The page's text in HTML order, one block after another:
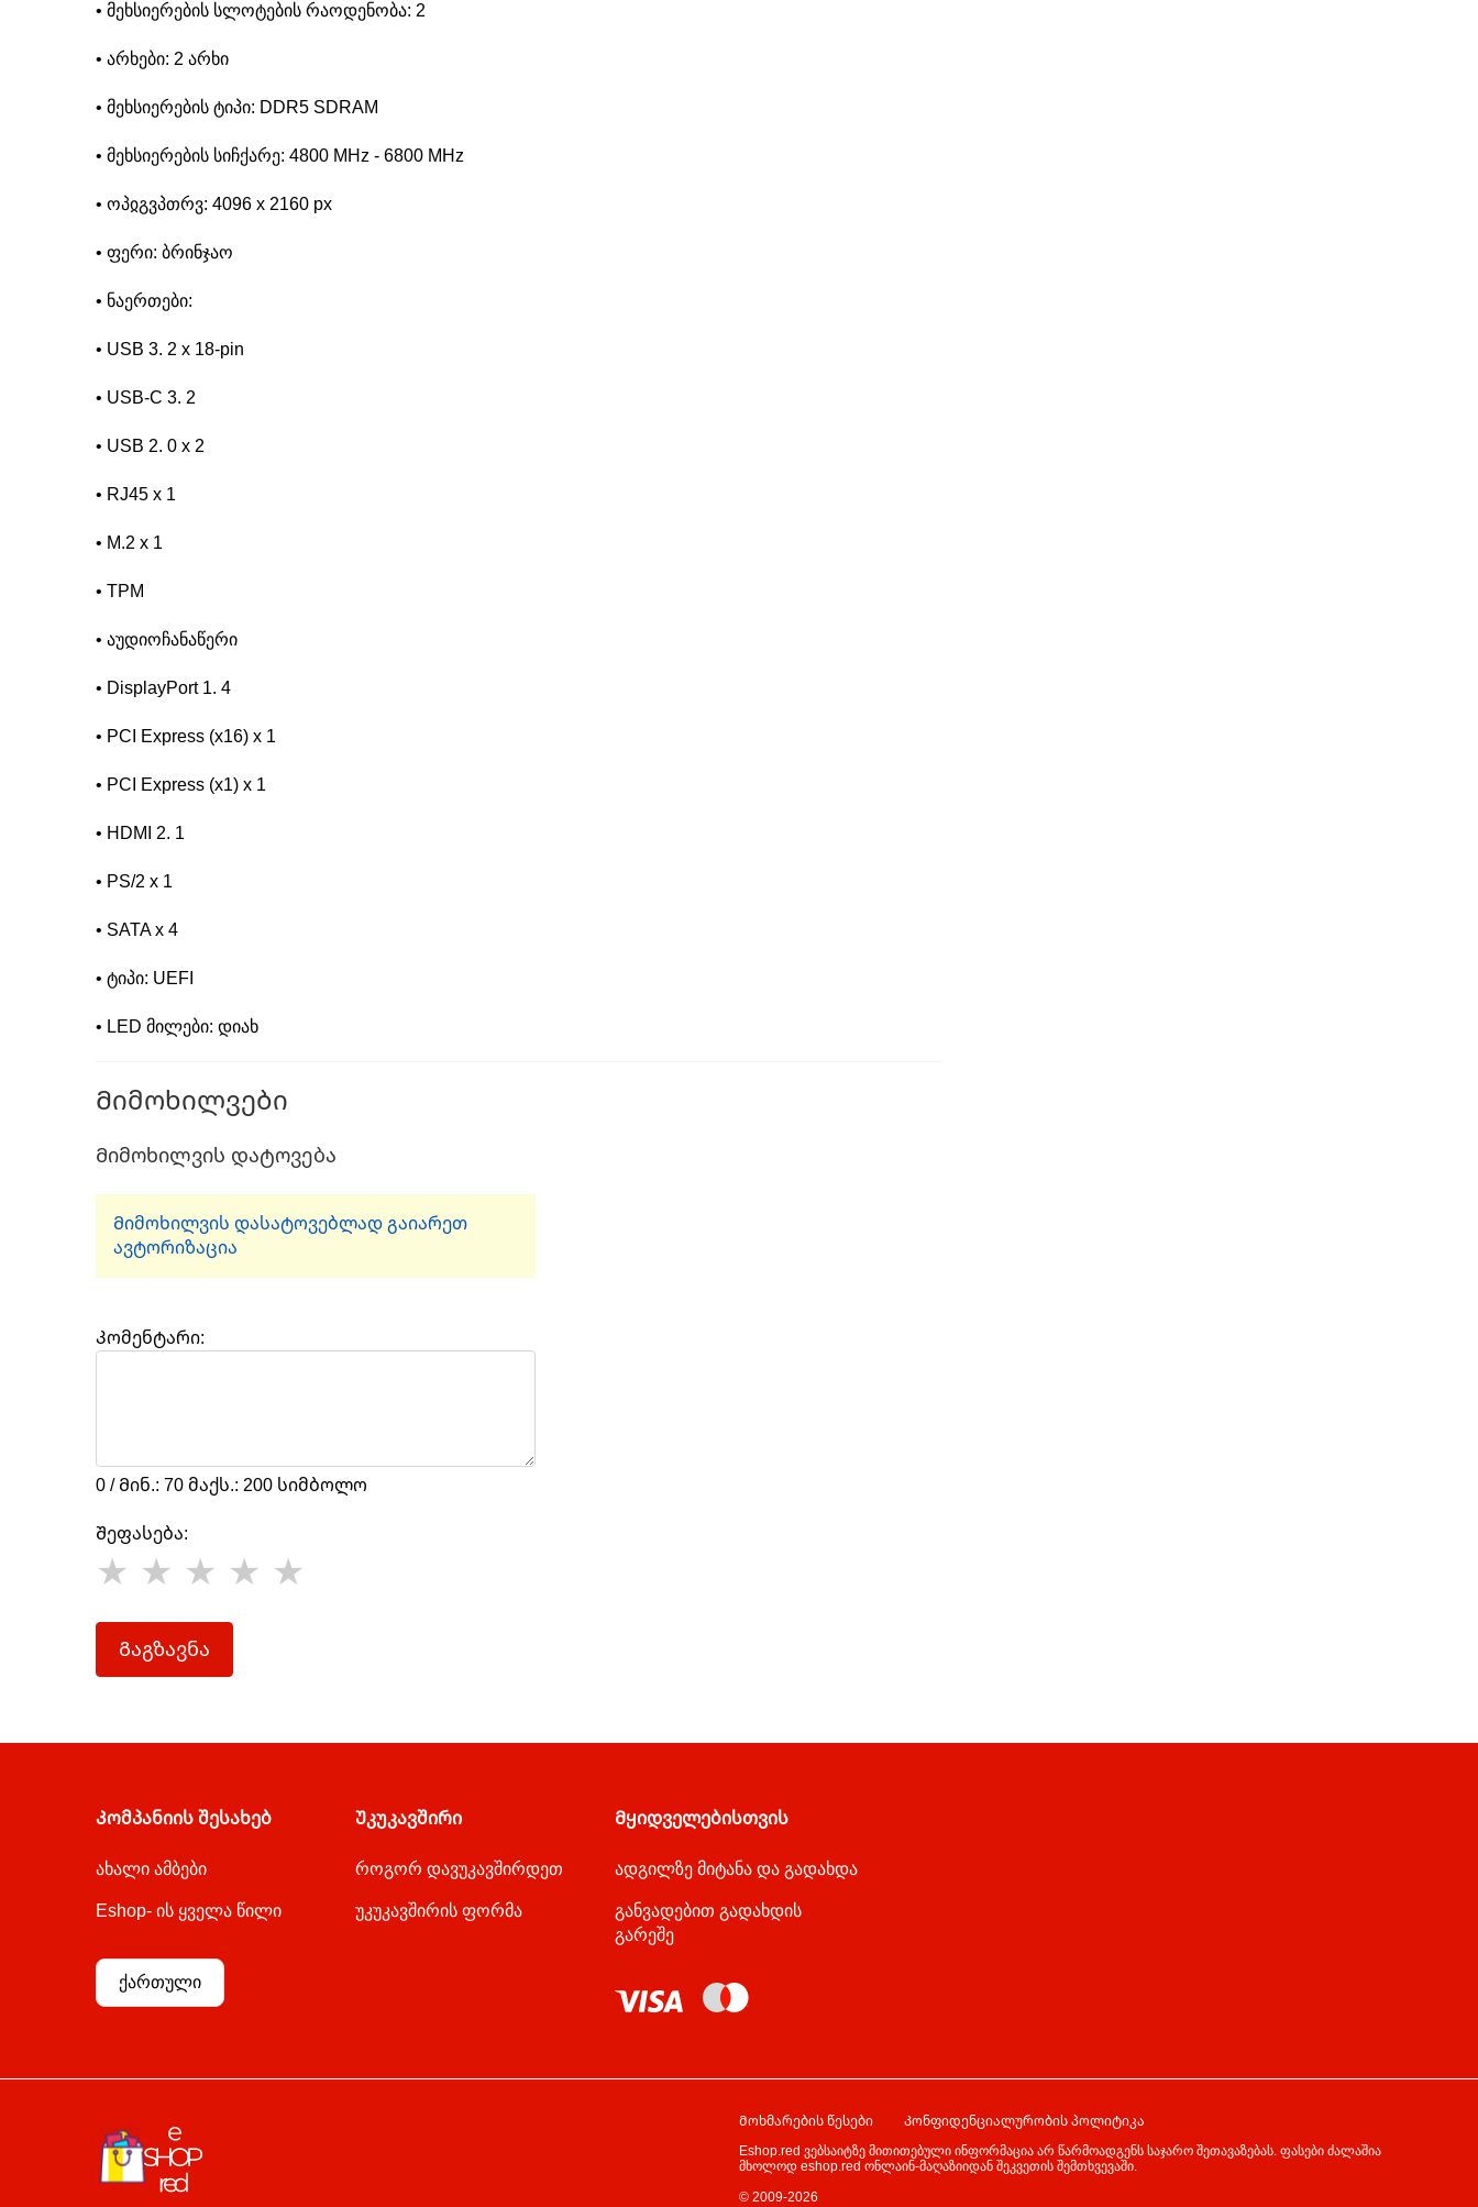
• მეხსიერების სლოტების რაოდენობა: 2
• არხები: 2 არხი
• მეხსიერების ტიპი: DDR5 SDRAM
• მეხსიერების სიჩქარე: 4800 MHz - 6800 MHz
• ოპჲგვპთრვ: 4096 x 2160 px
• ფერი: ბრინჯაო
• ნაერთები:
• USB 3. 2 x 18-pin
• USB-C 3. 2
• USB 2. 0 x 2
• RJ45 x 1
• M.2 x 1
• TPM
• აუდიოჩანაწერი
• DisplayPort 1. 4
• PCI Express (x16) x 1
• PCI Express (x1) x 1
• HDMI 2. 1
• PS/2 x 1
• SATA x 4
• ტიპი: UEFI
• LED მილები: დიახ
Მიმოხილვები
Მიმოხილვის დატოვება
Მიმოხილვის დასატოვებლად გაიარეთ
ავტორიზაცია
Კომენტარი:
0 / Მინ.: 70 მაქს.: 200 სიმბოლო
Შეფასება:
Გაგზავნა
Კომპანიის შესახებ
ახალი ამბები
Eshop- ის ყველა წილი
ქართული
Უკუკავშირი
როგორ დავუკავშირდეთ
უკუკავშირის ფორმა
Მყიდველებისთვის
ადგილზე მიტანა და გადახდა
განვადებით გადახდის
გარეშე
Მოხმარების წესები
Კონფიდენციალურობის პოლიტიკა
Eshop.red ვებსაიტზე მითითებული ინფორმაცია არ წარმოადგენს საჯარო შეთავაზებას. ფასები ძალაშია
მხოლოდ eshop.red ონლაინ-მაღაზიიდან შეკვეთის შემთხვევაში.
© 2009-2026